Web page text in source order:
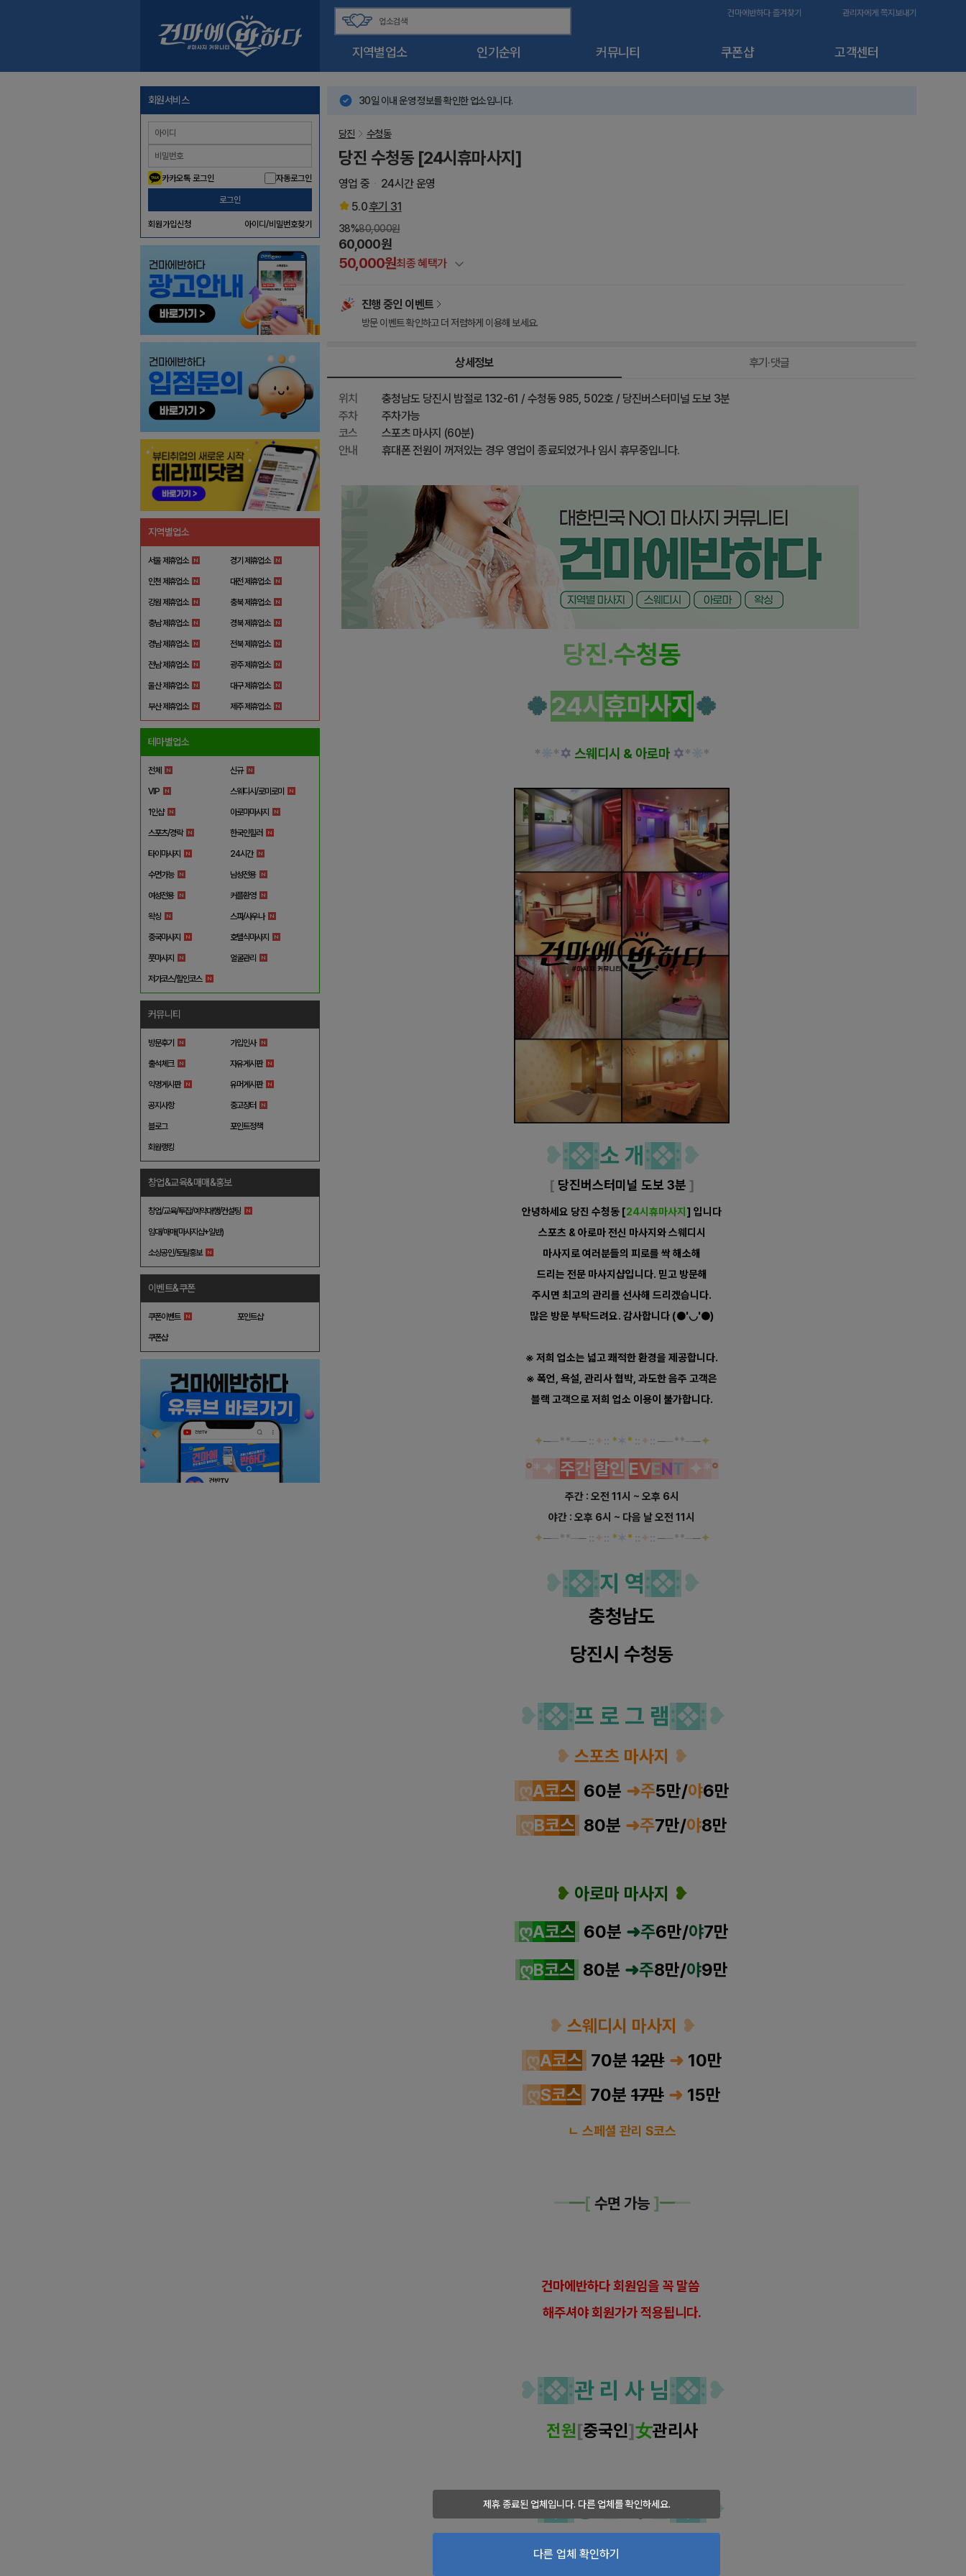
지역별업소 인기순위 커뮤니티 쿠폰샵 고객센터
건마에반하다 즐겨찾기 관리자에게 쪽지보내기
회원서비스
카카오톡 로그인 자동로그인
로그인
회원가입신청 아이디/비밀번호찾기
지역별업소
서울 제휴업소 경기 제휴업소
인천 제휴업소 대전 제휴업소
강원 제휴업소 충북 제휴업소
충남 제휴업소 경북 제휴업소
경남 제휴업소 전북 제휴업소
전남 제휴업소 광주 제휴업소
울산 제휴업소 대구 제휴업소
부산 제휴업소 제주 제휴업소
테마별업소
전체 신규
VIP 스웨디시/로미로미
1인샵 아로마마사지
스포츠/경락 한국인힐러
타이마사지 24시간
수면가능 남성전용
여성전용 커플환영
왁싱 스파/사우나
중국마사지 호텔식마사지
풋마사지 얼굴관리
저가코스/할인코스
커뮤니티
방문후기 가입인사
출석체크 자유게시판
익명게시판 유머게시판
공지사항 중고장터
블로그 포인트정책
회원랭킹
창업&교육&매매&홍보
창업/교육/투잡/예약대행/컨설팅
임대/매매(마사지샵+일반)
소상공인/토탈홍보
이벤트&쿠폰
쿠폰이벤트 포인트샵
쿠폰샵
제휴 종료된 업체입니다. 다른 업체를 확인하세요.
다른 업체 확인하기
30일 이내 운영 정보를 확인한 업소입니다.
당진 수청동
당진 수청동 [24시휴마사지]
영업 중
24시간 운영
5.0후기 31
38%80,000원
60,000원
50,000원최종 혜택가
건마에반하다 특별할인
이벤트 할인
진행 중인 이벤트
방문 이벤트 확인하고 더 저렴하게 이용해 보세요.
상세정보 후기·댓글
위치
충청남도 당진시 밤절로 132-61 / 수청동 985, 502호 / 당진버스터미널 도보 3분
주차
주차가능
코스
스포츠 마사지 (60분)
안내
휴대폰 전원이 꺼져있는 경우 영업이 종료되었거나 임시 휴무중입니다.
당진.수청동
🍀24시 휴마사지 🍀
* *✡ 스웨디시 & 아로마 ✡* *
❥:❖:소 개 :❖: ❥
[ 당진버스터미널 도보 3분 ]
안녕하세요 당진 수청동 [24시휴마사지 ] 입니다
스포츠 & 아로마 전신 마사지와 스웨디시
마사지 로 여러분들의 피로를 싹 해소해
드리는 전문 마사지샵입니다. 믿고 방문해
주시면 최고의 관리를 선사해 드리겠습니다.
많은 방문 부탁드려요. 감사합니다 (●'◡'●)
※ 저희 업소는 넓고 쾌적한 환경을 제공합니다.
※ 폭언, 욕설, 관리사 협박, 과도한 음주 고객은
블랙 고객으로 저희 업소 이용이 불가합니다.
✦──**── :: :: *✶ * :: :: ──**──✦
° 주간 할인 EVENT ✦ °
주간 : 오전 11시 ~ 오후 6시
야간 : 오후 6시 ~ 다음 날 오전 11시
✦──**── :: :: *✶ * :: :: ──**──✦
❥:❖:지 역:❖: ❥
충청남도
당진시 수청동
❥:❖:프 로 그 램:❖: ❥
❥ 스포츠 마사지 ❥
ღA코스 60분 ➜주5만/야6만
ღB코스 80분 ➜주7만/야8만
❥ 아로마 마사지 ❥
ღA코스 60분 ➜주6만/야7만
ღB코스 80분 ➜주8만/야9만
❥ 스웨디시 마사지 ❥
ღA코스 70분 12만 ➜ 10만
ღS코스 70분 17만 ➜ 15만
ㄴ 스페셜 관리 S코스
━━[ 수면 가능 ] ━━
건마에반하다 회원임을 꼭 말씀
해주셔야 회원가가 적용됩니다.
❥:❖:관 리 사 님:❖: ❥
전원[중국인]女관리사
❥:❖:영 업 시 간: ❥
24시간 영업